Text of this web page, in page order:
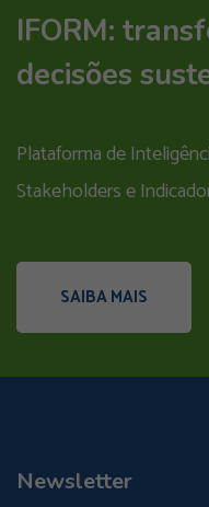
IFORM:
decisões
Plataforma de
Stakeholders e
SAIBA MAIS
Newsletter